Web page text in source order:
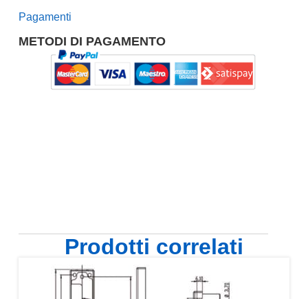
Pagamenti
METODI DI PAGAMENTO
Prodotti correlati